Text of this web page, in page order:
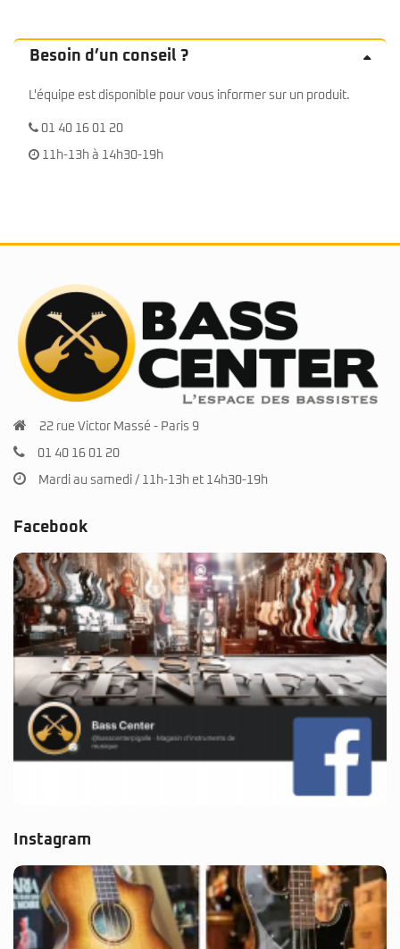
Besoin d’un conseil ?
L'équipe est disponible pour vous informer sur un produit.
01 40 16 01 20
11h-13h à 14h30-19h
22 rue Victor Massé - Paris 9
01 40 16 01 20
Mardi au samedi / 11h-13h et 14h30-19h
Facebook
Instagram